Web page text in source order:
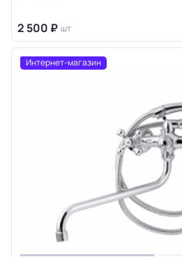
2 500 ₽ шт
Интернет-магазин